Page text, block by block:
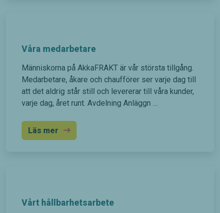
Våra medarbetare
Människorna på AkkaFRAKT är vår största tillgång.
Medarbetare, åkare och chaufförer ser varje dag till
att det aldrig står still och levererar till våra kunder,
varje dag, året runt. Avdelning Anläggn …
Läs mer
Vårt hållbarhetsarbete